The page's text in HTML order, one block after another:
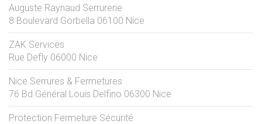
Auguste Raynaud Serrurerie
8 Boulevard Gorbella 06100 Nice
ZAK Services
Rue Defly 06000 Nice
Nice Serrures & Fermetures
76 Bd Général Louis Delfino 06300 Nice
Protection Fermeture Sécurité